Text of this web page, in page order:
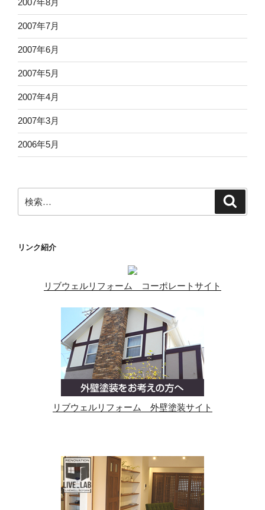
2007年8月
2007年7月
2007年6月
2007年5月
2007年4月
2007年3月
2006年5月
索:
リンク紹介
リブウェルリフォーム コーポレートサイト
リブウェルリフォーム 外壁塗装サイト